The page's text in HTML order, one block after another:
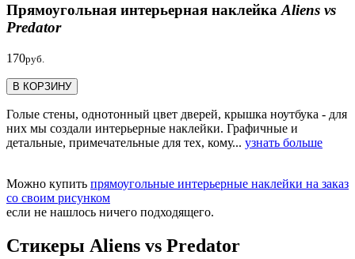
Прямоугольная интерьерная наклейка Aliens vs
Predator
170руб.
В КОРЗИНУ
Голые стены, однотонный цвет дверей, крышка ноутбука - для
них мы создали интерьерные наклейки. Графичные и
детальные, примечательные для тех, кому... узнать больше
Можно купить прямоугольные интерьерные наклейки на заказ
со своим рисунком
если не нашлось ничего подходящего.
Стикеры Aliens vs Predator